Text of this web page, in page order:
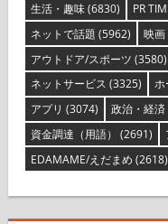
生活・趣味(6830) PR
ネットで話題 (5962) 映画
アウトドア/スポーツ (3580)
ネットサービス (3325) ホ
アプリ (3074) 政治・経済
資金調達（用語） (2691)
EDAMAME/えだまめ (2618)